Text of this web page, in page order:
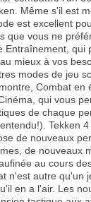
Même s'il est
est excellent
que vous ne
Entraînement, qui
mieux à vos
modes de jeu
Combat en
qui vous
de chaque
Tekken
de nouveaux
de nouveaux
au cours
n'est autre qu'un
en a l'air. Les